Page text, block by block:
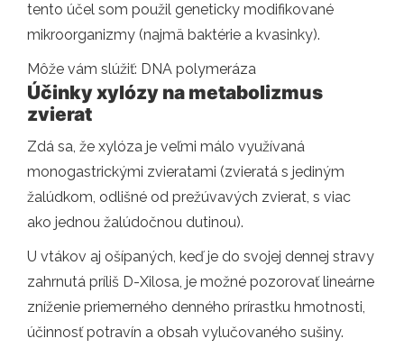
tento účel som použil geneticky modifikované
mikroorganizmy (najmä baktérie a kvasinky).
Môže vám slúžiť: DNA polymeráza
Účinky xylózy na metabolizmus
zvierat
Zdá sa, že xylóza je veľmi málo využívaná
monogastrickými zvieratami (zvieratá s jediným
žalúdkom, odlišné od prežúvavých zvierat, s viac
ako jednou žalúdočnou dutinou).
U vtákov aj ošípaných, keď je do svojej dennej stravy
zahrnutá príliš D-Xilosa, je možné pozorovať lineárne
zníženie priemerného denného prírastku hmotnosti,
účinnosť potravín a obsah vylučovaného sušiny.